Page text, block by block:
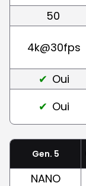
50
4k@30fps
Oui
Oui
Gen. 5
NANO